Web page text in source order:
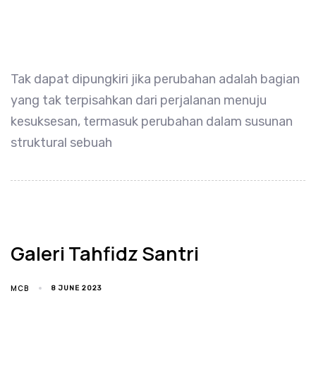
Tak dapat dipungkiri jika perubahan adalah bagian
yang tak terpisahkan dari perjalanan menuju
kesuksesan, termasuk perubahan dalam susunan
struktural sebuah
Galeri Tahfidz Santri
MCB 8 JUNE 2023